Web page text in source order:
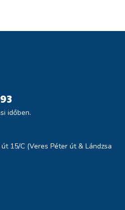
időben.
15/C (Veres Péter út & Lándzsa